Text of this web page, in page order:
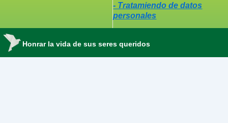
- Tratamiendo de datos
personales
Honrar la vida de sus seres queridos